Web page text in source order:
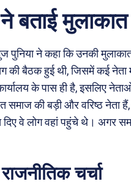
बताई
ने कहा कि उनकी
की बैठक हुई थी, जिसमें कई
के पास ही है, इसलिए
समाज की बड़ी और वरिष्ठ
वे लोग वहां पहुंचे थे। अगर
चर्चा